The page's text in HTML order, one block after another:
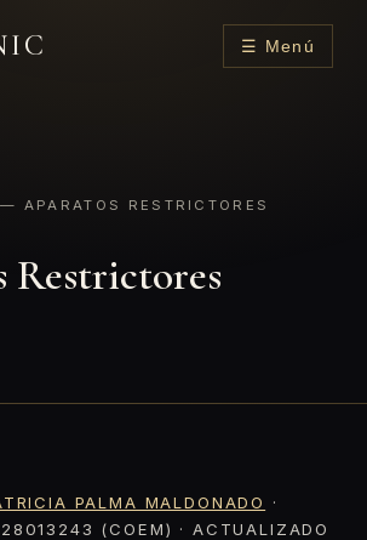
☰ Menú
— APARATOS RESTRICTORES
Restrictores
PALMA MALDONADO
·
(COEM) · ACTUALIZADO